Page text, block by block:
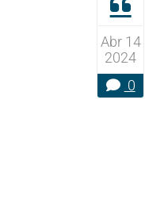
Abr 14
2024
0